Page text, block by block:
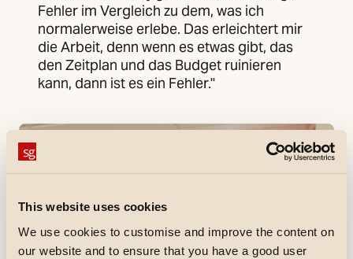
This website uses cookies
We use cookies to customise and improve the content on
our website and to ensure that you have a good user
Fehler im Vergleich zu dem, was ich
normalerweise erlebe. Das erleichtert mir
die Arbeit, denn wenn es etwas gibt, das
den Zeitplan und das Budget ruinieren
kann, dann ist es ein Fehler."